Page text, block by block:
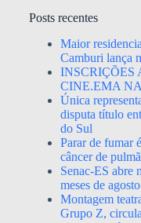
Posts recentes
Maior
Camburi lança
INSCRIÇÕES
CINE.EMA
Única
disputa título
do Sul
Parar de fumar
câncer de
Senac-ES abre
meses de
Montagem
Grupo Z,